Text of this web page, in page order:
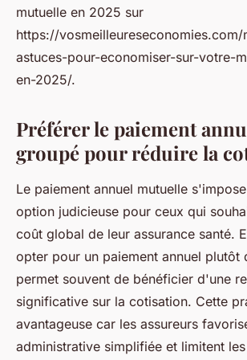
mutuelle en 2025 sur
https://vosmeilleureseconomies.com/
astuces-pour-economiser-sur-votre-
en-2025/.
Préférer le paiement
groupé pour réduire la
Le paiement annuel mutuelle
option judicieuse pour ceux qui
coût global de leur assurance santé.
opter pour un paiement annuel plutôt
permet souvent de bénéficier d'une
significative sur la cotisation. Cette
avantageuse car les assureurs
administrative simplifiée et limitent